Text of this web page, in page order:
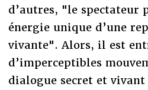
d’autres, "le spectateur
énergie unique d’une
vivante". Alors, il est
d’imperceptibles
dialogue secret et